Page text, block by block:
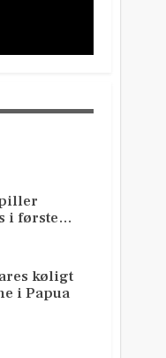
i første…
køligt
i Papua